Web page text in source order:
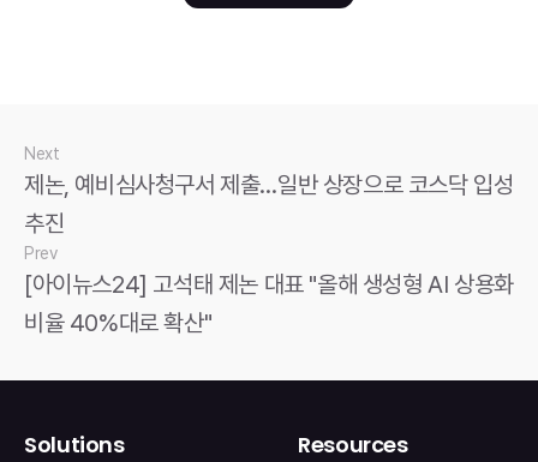
Next
제논, 예비심사청구서 제출…일반 상장으로 코스닥 입성
추진
Prev
[아이뉴스24] 고석태 제논 대표 "올해 생성형 AI 상용화
비율 40%대로 확산"
Solutions
Resources